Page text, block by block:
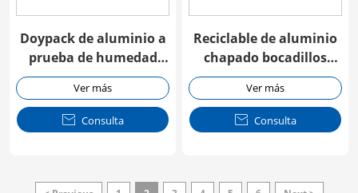
Doypack de aluminio a
prueba de humedad
con cremallera de grado
alimentario
Ver más
 Consulta
Reciclable de aluminio
chapado bocadillos
Doypack
Ver más
 Consulta